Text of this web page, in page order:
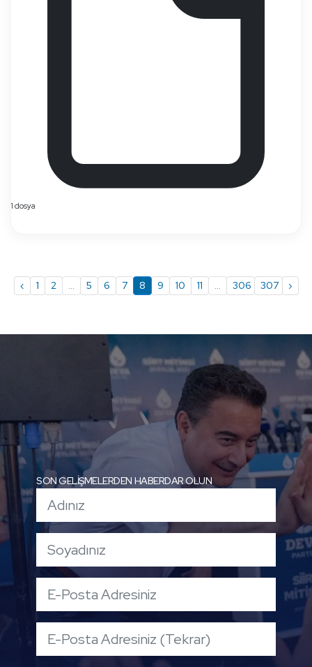
1 dosya
‹ 1 2 ... 5 6 7 8 9 10 11 ... 306 307 ›
SON GELİŞMELERDEN HABERDAR OLUN